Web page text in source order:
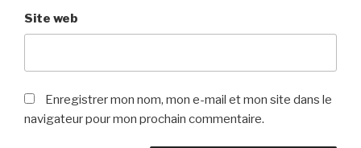
Site web
Enregistrer mon nom, mon e-mail et mon site dans le
navigateur pour mon prochain commentaire.